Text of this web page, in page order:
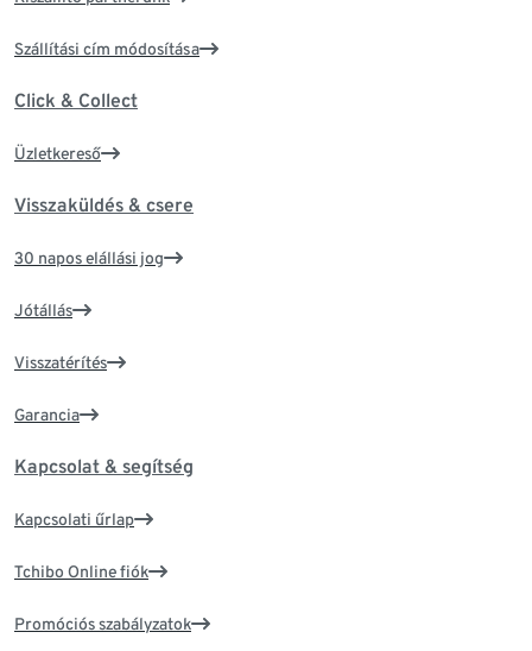
Szállítási cím módosítása
Click & Collect
Üzletkereső
Visszaküldés & csere
30 napos elállási jog
Jótállás
Visszatérítés
Garancia
Kapcsolat & segítség
Kapcsolati űrlap
Tchibo Online fiók
Promóciós szabályzatok